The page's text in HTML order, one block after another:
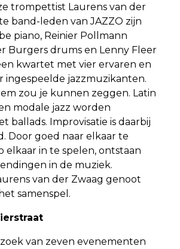
trompettist Laurens van der
band-leden van JAZZO zijn
piano, Reinier Pollmann
Burgers drums en Lenny Fleer
kwartet met vier ervaren en
ingespeelde jazzmuzikanten.
zou je kunnen zeggen. Latin
modale jazz worden
ballads. Improvisatie is daarbij
Door goed naar elkaar te
elkaar in te spelen, ontstaan
in de muziek.
van der Zwaag genoot
samenspel.
van zeven evenementen